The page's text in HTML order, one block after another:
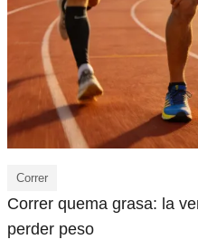
Correr
Correr quema grasa: la
perder peso